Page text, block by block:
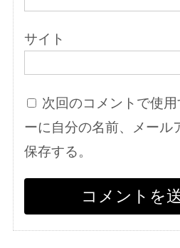
サイト
次回のコメントで使
ーに自分の名前、メール
保存する。